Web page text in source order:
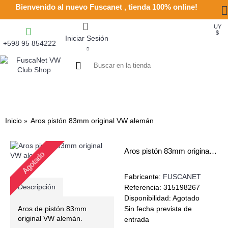
Bienvenido al nuevo Fuscanet , tienda 100% online!
UY
$
+598 95 854222
Iniciar Sesión
Inicio Aros pistón 83mm original VW alemán
Agotado
Descripción
Aros de pistón 83mm
original VW alemán.
Aros pistón 83mm original VW alemán
Fabricante: FUSCANET
Referencia: 315198267
Disponibilidad: Agotado
Sin fecha prevista de
entrada